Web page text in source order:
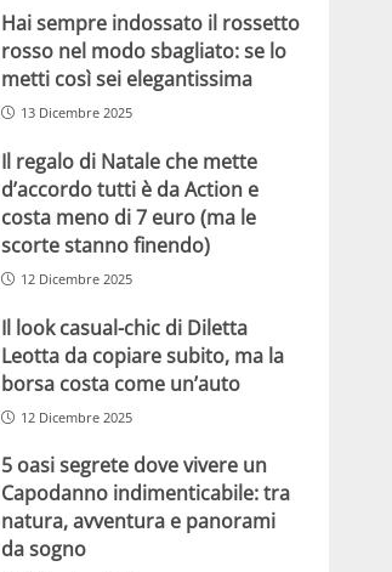
Hai sempre indossato il rossetto
rosso nel modo sbagliato: se lo
metti così sei elegantissima
13 Dicembre 2025
Il regalo di Natale che mette
d’accordo tutti è da Action e
costa meno di 7 euro (ma le
scorte stanno finendo)
12 Dicembre 2025
Il look casual-chic di Diletta
Leotta da copiare subito, ma la
borsa costa come un’auto
12 Dicembre 2025
5 oasi segrete dove vivere un
Capodanno indimenticabile: tra
natura, avventura e panorami
da sogno